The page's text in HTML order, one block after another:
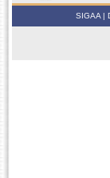
SIGAA |